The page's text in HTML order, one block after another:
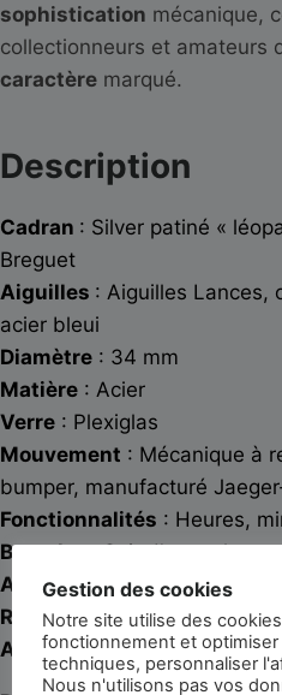
sophistication mécanique,
collectionneurs et amateurs
caractère marqué.
Description
Cadran : Silver patiné «
Breguet
Aiguilles : Aiguilles Lances,
acier bleui
Diamètre : 34 mm
Matière : Acier
Verre : Plexiglas
Mouvement : Mécanique à
bumper, manufacturé
Fonctionnalités : Heures,
Bracelet: Cuir d’autruche
Année: Circa 1940
Référence: N/A
Accessoires: Suédine de
Gestion des cookies
Notre site utilise des
fonctionnement et
techniques, personnaliser
Nous n'utilisons pas vos